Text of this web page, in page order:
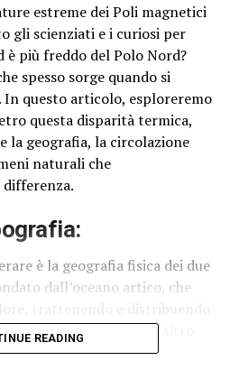
estreme dei Poli magnetici
gli scienziati e i curiosi per
è più freddo del Polo Nord?
spesso sorge quando si
In questo articolo, esploreremo
questa disparità termica,
la geografia, la circolazione
naturali che
è la geografia fisica dei due
dall’oceano artico, che
correnti oceaniche. D’altro
su un continente, il
READING